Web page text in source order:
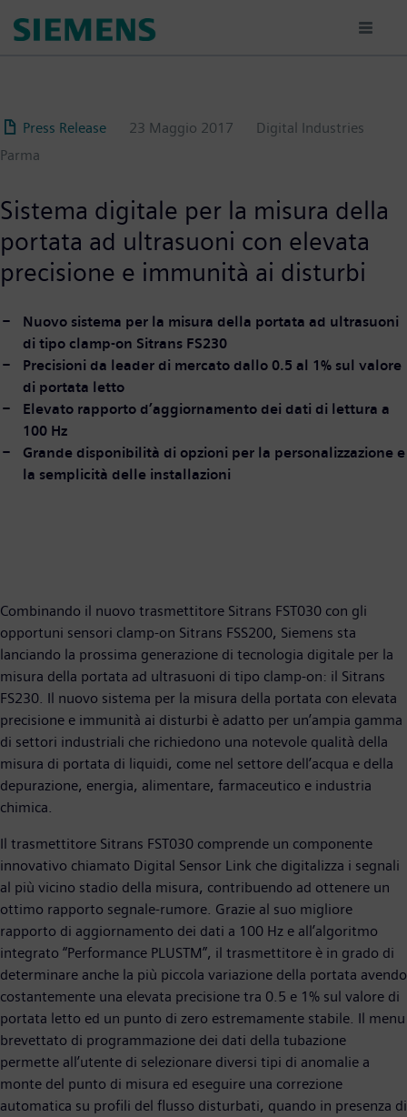
Press Release 23 Maggio 2017
Digital Industries
Parma
Sistema digitale per la misura della
portata ad ultrasuoni con elevata
precisione e immunità ai disturbi
Nuovo sistema per la misura della portata ad ultrasuoni
di tipo clamp-on Sitrans FS230
Precisioni da leader di mercato dallo 0.5 al 1% sul valore
di portata letto
Elevato rapporto d’aggiornamento dei dati di lettura a
100 Hz
Grande disponibilità di opzioni per la personalizzazione e
la semplicità delle installazioni
Combinando il nuovo trasmettitore Sitrans FST030 con gli
opportuni sensori clamp-on Sitrans FSS200, Siemens sta
lanciando la prossima generazione di tecnologia digitale per la
misura della portata ad ultrasuoni di tipo clamp-on: il Sitrans
FS230. Il nuovo sistema per la misura della portata con elevata
precisione e immunità ai disturbi è adatto per un’ampia gamma
di settori industriali che richiedono una notevole qualità della
misura di portata di liquidi, come nel settore dell’acqua e della
depurazione, energia, alimentare, farmaceutico e industria
chimica.
Il trasmettitore Sitrans FST030 comprende un componente
innovativo chiamato Digital Sensor Link che digitalizza i segnali
al più vicino stadio della misura, contribuendo ad ottenere un
ottimo rapporto segnale-rumore. Grazie al suo migliore
rapporto di aggiornamento dei dati a 100 Hz e all’algoritmo
integrato “Performance PLUSTM”, il trasmettitore è in grado di
determinare anche la più piccola variazione della portata avendo
costantemente una elevata precisione tra 0.5 e 1% sul valore di
portata letto ed un punto di zero estremamente stabile. Il menu
brevettato di programmazione dei dati della tubazione
permette all’utente di selezionare diversi tipi di anomalie a
monte del punto di misura ed eseguire una correzione
automatica su profili del flusso disturbati, quando in presenza di